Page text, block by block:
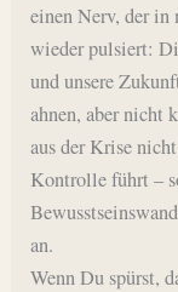
einen Nerv, der
wieder pulsiert:
und unsere
ahnen, aber nicht
aus der Krise
Kontrolle führt –
an.
Wenn Du spürst,